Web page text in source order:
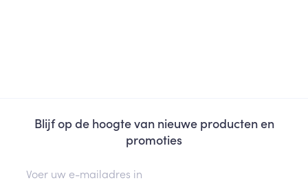
Blijf op de hoogte van nieuwe producten en
promoties